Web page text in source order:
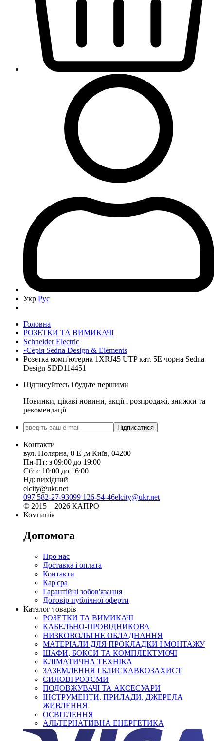
Укр Рус
Головна
РОЗЕТКИ ТА ВИМИКАЧІ
Schneider Electric
•Серія Sedna Design & Elements
Розетка комп'ютерна 1ХRJ45 UTP кат. 5Е чорна Sedna
Design SDD114451
Підписуйтесь і будьте першими
Новинки, цікаві новини, акції і розпродажі, знижки та
рекомендації
Підписатися
Контакти
вул. Полярна, 8 Е ,м.Київ, 04200
Пн-Пт: з 09:00 до 19:00
Сб: с 10:00 до 16:00
Нд: вихідний
elcity@ukr.net
097 582-27-93099 126-54-46elcity@ukr.net
© 2015—2026 КАПРО
Компанія
Допомога
Про нас
Доставка і оплата
Контакти
Кар'єра
Гарантійні зобов'язання
Договір публічної оферти
Каталог товарів
РОЗЕТКИ ТА ВИМИКАЧІ
КАБЕЛЬНО-ПРОВІДНИКОВА
НИЗКОВОЛЬТНЕ ОБЛАДНАННЯ
МАТЕРІАЛИ ДЛЯ ПРОКЛАДКИ І МОНТАЖУ
ШАФИ, БОКСИ ТА КОМПЛЕКТУЮЧІ
КЛІМАТИЧНА ТЕХНІКА
ЗАЗЕМЛЕННЯ І БЛИСКАВКОЗАХИСТ
СИЛОВІ РОЗ'ЄМИ
ПОДОВЖУВАЧІ ТА АКСЕСУАРИ
ІНСТРУМЕНТИ, ПРИЛАДИ, ДЖЕРЕЛА
ЖИВЛЕННЯ
ОСВІТЛЕННЯ
АЛЬТЕРНАТИВНА ЕНЕРГЕТИКА